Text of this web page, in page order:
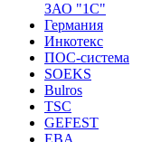
ЗАО "1С"
Германия
Инкотекс
ПОС-система
SOEKS
Bulros
TSC
GEFEST
EBA